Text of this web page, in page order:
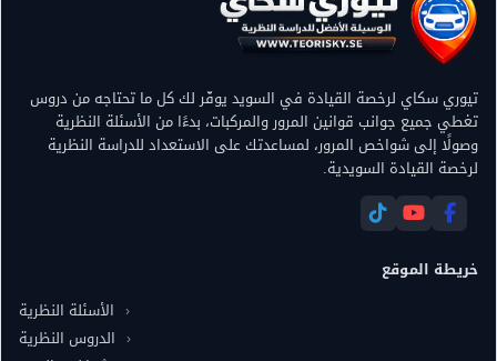
تيوري سكاي لرخصة القيادة في السويد يوفّر لك كل ما تحتاجه من دروس
تغطي جميع جوانب قوانين المرور والمركبات، بدءًا من الأسئلة النظرية
وصولًا إلى شواخص المرور، لمساعدتك على الاستعداد للدراسة النظرية
لرخصة القيادة السويدية.
خريطة الموقع
الأسئلة النظرية
الدروس النظرية